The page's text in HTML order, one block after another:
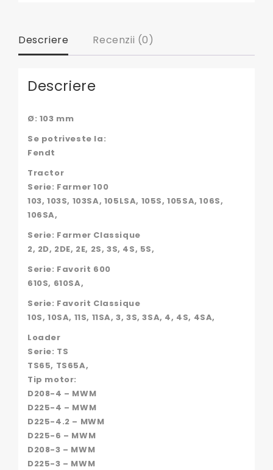
Descriere Recenzii (0)
Descriere
Ø: 103 mm
Se potriveste la:
Fendt
Tractor
Serie: Farmer 100
103, 103S, 103SA, 105LSA, 105S, 105SA, 106S,
106SA,
Serie: Farmer Classique
2, 2D, 2DE, 2E, 2S, 3S, 4S, 5S,
Serie: Favorit 600
610S, 610SA,
Serie: Favorit Classique
10S, 10SA, 11S, 11SA, 3, 3S, 3SA, 4, 4S, 4SA,
Loader
Serie: TS
TS65, TS65A,
Tip motor:
D208-4 – MWM
D225-4 – MWM
D225-4.2 – MWM
D225-6 – MWM
D208-3 – MWM
D225-3 – MWM